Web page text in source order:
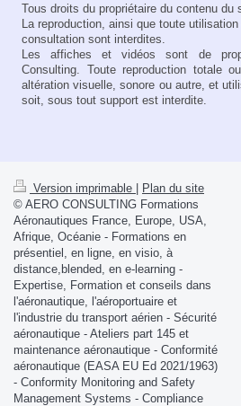
Tous droits du propriétaire du contenu du
La reproduction, ainsi que toute
consultation sont interdites.
Les affiches et vidéos sont de
Consulting. Toute reproduction totale
altération visuelle, sonore ou autre, et
soit, sous tout support est interdite.
Version imprimable
Plan du site
© AERO CONSULTING Formations
Aéronautiques France, Europe, USA,
Afrique, Océanie - Formations en
présentiel, en ligne, en visio, à
distance,blended, en e-learning -
Expertise, Formation et conseils dans
l'aéronautique, l'aéroportuaire et
l'industrie du transport aérien - Sécurité
aéronautique - Ateliers part 145 et
maintenance aéronautique - Conformité
aéronautique (EASA EU Ed 2021/1963)
- Conformity Monitoring and Safety
Management Systems - Compliance